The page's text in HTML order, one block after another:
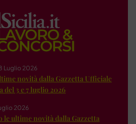
Luglio 2026
novità dalla Gazzetta Ufficiale
3 e 7 luglio 2026
2026
le ultime novità dalla Gazzetta